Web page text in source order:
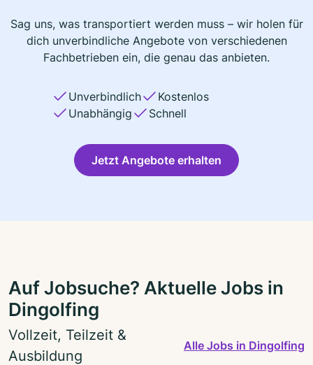
Sag uns, was transportiert werden muss – wir holen für
dich unverbindliche Angebote von verschiedenen
Fachbetrieben ein, die genau das anbieten.
Unverbindlich
Kostenlos
Unabhängig
Schnell
Jetzt Angebote erhalten
Auf Jobsuche? Aktuelle Jobs in
Dingolfing
Vollzeit, Teilzeit &
Ausbildung
Alle Jobs in Dingolfing